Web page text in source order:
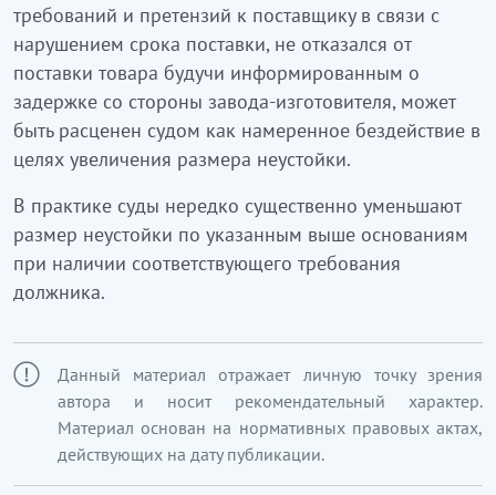
требований и претензий к поставщику в связи с
нарушением срока поставки, не отказался от
поставки товара будучи информированным о
задержке со стороны завода-изготовителя, может
быть расценен судом как намеренное бездействие в
целях увеличения размера неустойки.
В практике суды нередко существенно уменьшают
размер неустойки по указанным выше основаниям
при наличии соответствующего требования
должника.
Данный материал отражает личную точку зрения
автора и носит рекомендательный характер.
Материал основан на нормативных правовых актах,
действующих на дату публикации.